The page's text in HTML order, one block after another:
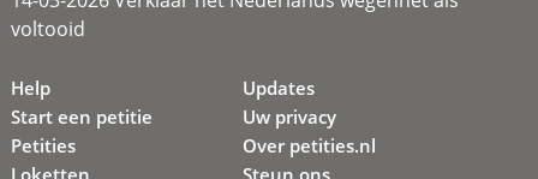
voltooid
Help
Start een petitie
Petities
Loketten
Updates
Uw privacy
Over petities.nl
Steun ons